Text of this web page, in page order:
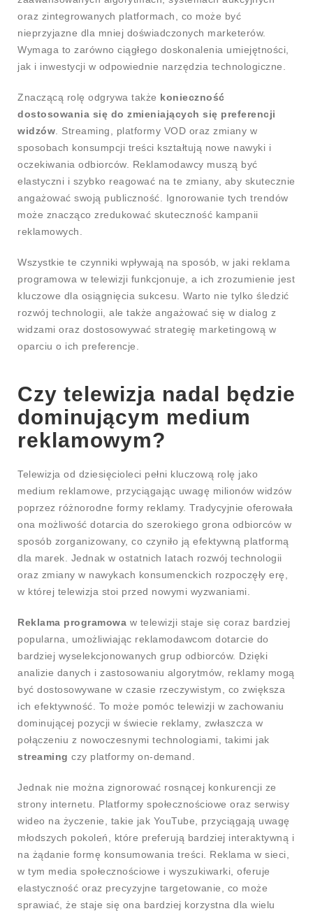
oraz zintegrowanych platformach, co może być
nieprzyjazne dla mniej doświadczonych marketerów.
Wymaga to zarówno ciągłego doskonalenia umiejętności,
jak i inwestycji w odpowiednie narzędzia technologiczne.
Znaczącą rolę odgrywa także konieczność
dostosowania się do zmieniających się preferencji
widzów . Streaming, platformy VOD oraz zmiany w
sposobach konsumpcji treści kształtują nowe nawyki i
oczekiwania odbiorców. Reklamodawcy muszą być
elastyczni i szybko reagować na te zmiany, aby skutecznie
angażować swoją publiczność. Ignorowanie tych trendów
może znacząco zredukować skuteczność kampanii
reklamowych.
Wszystkie te czynniki wpływają na sposób, w jaki reklama
programowa w telewizji funkcjonuje, a ich zrozumienie jest
kluczowe dla osiągnięcia sukcesu. Warto nie tylko śledzić
rozwój technologii, ale także angażować się w dialog z
widzami oraz dostosowywać strategię marketingową w
oparciu o ich preferencje.
Czy telewizja nadal będzie
dominującym medium
reklamowym?
Telewizja od dziesięcioleci pełni kluczową rolę jako
medium reklamowe, przyciągając uwagę milionów widzów
poprzez różnorodne formy reklamy. Tradycyjnie oferowała
ona możliwość dotarcia do szerokiego grona odbiorców w
sposób zorganizowany, co czyniło ją efektywną platformą
dla marek. Jednak w ostatnich latach rozwój technologii
oraz zmiany w nawykach konsumenckich rozpoczęły erę,
w której telewizja stoi przed nowymi wyzwaniami.
Reklama programowa w telewizji staje się coraz bardziej
popularna, umożliwiając reklamodawcom dotarcie do
bardziej wyselekcjonowanych grup odbiorców. Dzięki
analizie danych i zastosowaniu algorytmów, reklamy mogą
być dostosowywane w czasie rzeczywistym, co zwiększa
ich efektywność. To może pomóc telewizji w zachowaniu
dominującej pozycji w świecie reklamy, zwłaszcza w
połączeniu z nowoczesnymi technologiami, takimi jak
streaming czy platformy on-demand.
Jednak nie można zignorować rosnącej konkurencji ze
strony internetu. Platformy społecznościowe oraz serwisy
wideo na życzenie, takie jak YouTube, przyciągają uwagę
młodszych pokoleń, które preferują bardziej interaktywną i
na żądanie formę konsumowania treści. Reklama w sieci,
w tym media społecznościowe i wyszukiwarki, oferuje
elastyczność oraz precyzyjne targetowanie, co może
sprawiać, że staje się ona bardziej korzystna dla wielu